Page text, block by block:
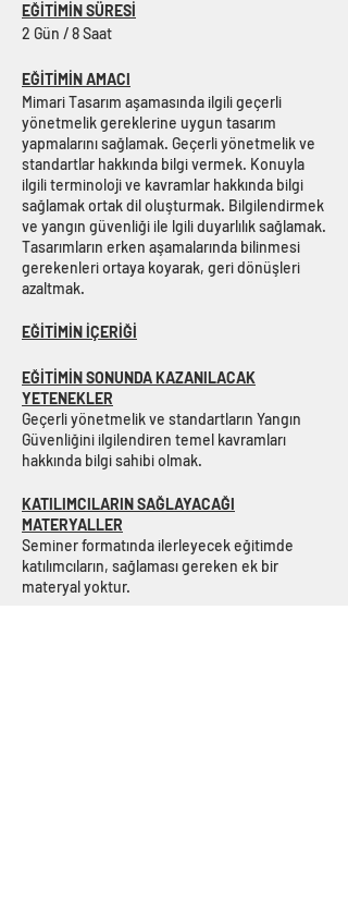
EĞİTİMİN SÜRESİ
2 Gün / 8 Saat
EĞİTİMİN AMACI
Mimari Tasarım aşamasında ilgili geçerli
yönetmelik gereklerine uygun tasarım
yapmalarını sağlamak. Geçerli yönetmelik ve
standartlar hakkında bilgi vermek. Konuyla
ilgili terminoloji ve kavramlar hakkında bilgi
sağlamak ortak dil oluşturmak. Bilgilendirmek
ve yangın güvenliği ile lgili duyarlılık sağlamak.
Tasarımların erken aşamalarında bilinmesi
gerekenleri ortaya koyarak, geri dönüşleri
azaltmak.
EĞİTİMİN İÇERİĞİ
EĞİTİMİN SONUNDA KAZANILACAK
YETENEKLER
Geçerli yönetmelik ve standartların Yangın
Güvenliğini ilgilendiren temel kavramları
hakkında bilgi sahibi olmak.
KATILIMCILARIN SAĞLAYACAĞI
MATERYALLER
Seminer formatında ilerleyecek eğitimde
katılımcıların, sağlaması gereken ek bir
materyal yoktur.